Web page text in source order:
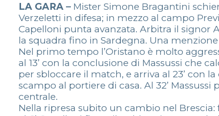
LA GARA – Mister Simone Bragantini
Verzeletti in difesa; in mezzo al campo
Capelloni punta avanzata. Arbitra il signor
la squadra fino in Sardegna. Una
Nel primo tempo l’Oristano è molto
al 13’ con la conclusione di Massussi che
per sbloccare il match, e arriva al 23’ con
scampo al portiere di casa. Al 32’
centrale.
Nella ripresa subito un cambio nel